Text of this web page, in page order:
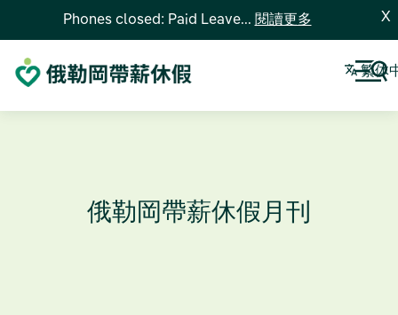
Phones closed: Paid Leave... 閱讀更多 X
繁体
俄勒岡帶薪休假月刊